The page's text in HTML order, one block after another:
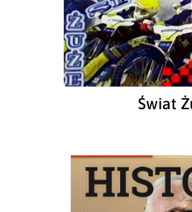
Świat